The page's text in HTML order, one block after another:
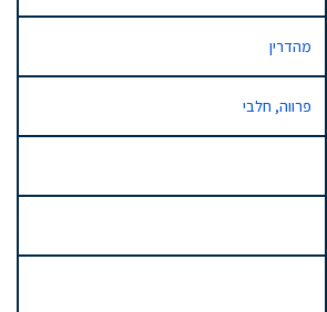
מהדרין
פרווה, חלבי